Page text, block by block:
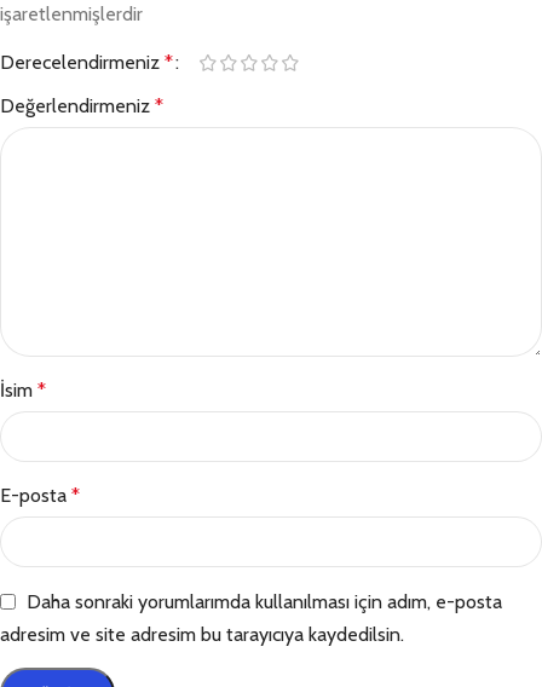
işaretlenmişlerdir
Derecelendirmeniz *
Değerlendirmeniz *
İsim *
E-posta *
Daha sonraki yorumlarımda kullanılması için adım, e-posta
adresim ve site adresim bu tarayıcıya kaydedilsin.